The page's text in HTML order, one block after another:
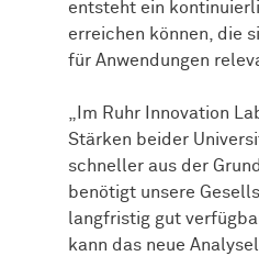
entsteht ein
erreichen können, die
für Anwendungen
„Im Ruhr Innovation
Stärken beider
schneller aus der
benötigt unsere
langfristig gut
kann das neue